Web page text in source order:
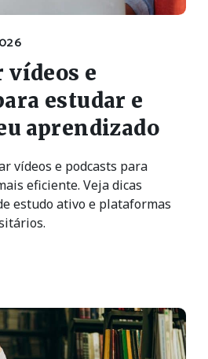
vídeos e
estudar e
aprendizado
vídeos e podcasts para
eficiente. Veja dicas
estudo ativo e plataformas